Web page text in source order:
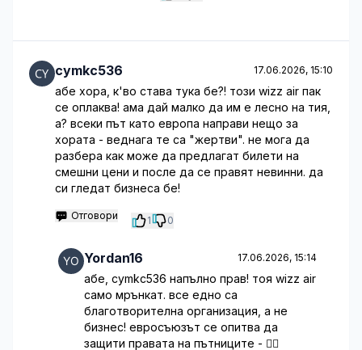
cymkc536 17.06.2026, 15:10
абе хора, к'во става тука бе?! този wizz air пак
се оплаква! ама дай малко да им е лесно на тия,
а? всеки път като европа направи нещо за
хората - веднага те са "жертви". не мога да
разбера как може да предлагат билети на
смешни цени и после да се правят невинни. да
си гледат бизнеса бе!
Отговори 1 0
Yordan16 17.06.2026, 15:14
абе, cymkc536 напълно прав! тоя wizz air
само мрънкат. все едно са
благотворителна организация, а не
бизнес! евросъюзът се опитва да
защити правата на пътниците - 🤷‍♂️